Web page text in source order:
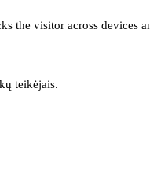
the visitor across devices
teikėjais.